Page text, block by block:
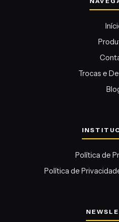
Trocas e
Política de
Política de